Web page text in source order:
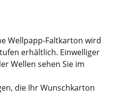
Wellpapp-Faltkarton wird
erhältlich. Einwelliger
Wellen sehen Sie im
die Ihr Wunschkarton